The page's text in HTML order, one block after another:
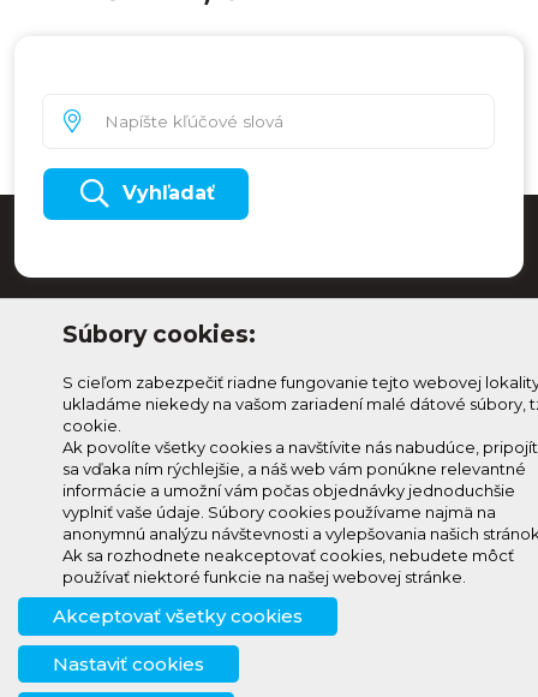
Vyhľadať
info@knh.sk
+421 903
294 997
Prihlásenie
Zmeniť
nastavenie
cookies
Odoberaj Kam na
Horehroní
Prihlás sa na odber a
dostávaj novinky ako prvý
Súbory cookies:
S cieľom zabezpečiť riadne fungovanie tejto webovej
ukladáme niekedy na vašom zariadení malé dátové súbory,
cookie.
Ak povolíte všetky cookies a navštívite nás nabudúce,
sa vďaka ním rýchlejšie, a náš web vám ponúkne relevantné
informácie a umožní vám počas objednávky jednoduchšie
vyplniť vaše údaje. Súbory cookies používame najmä na
anonymnú analýzu návštevnosti a vylepšovania našich
Ak sa rozhodnete neakceptovať cookies, nebudete môcť
používať niektoré funkcie na našej webovej stránke.
Akceptovať všetky cookies
Nastaviť cookies